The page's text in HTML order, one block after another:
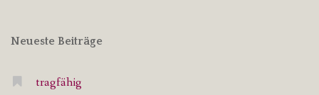
Neueste Beiträge
tragfähig